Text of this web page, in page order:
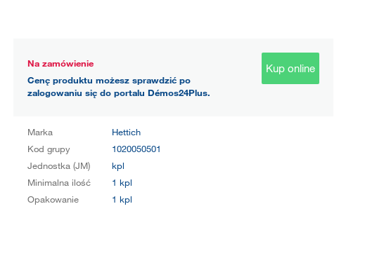
Na zamówienie
Cenę produktu możesz sprawdzić po
zalogowaniu się do portalu Démos24Plus.
Kup online
Marka
Hettich
Kod grupy
1020050501
Jednostka (JM)
kpl
Minimalna ilość
1 kpl
Opakowanie
1 kpl